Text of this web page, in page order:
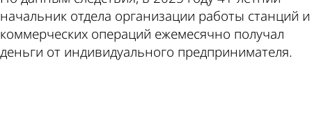
начальник отдела организации работы станций и
коммерческих операций ежемесячно получал
деньги от индивидуального предпринимателя.